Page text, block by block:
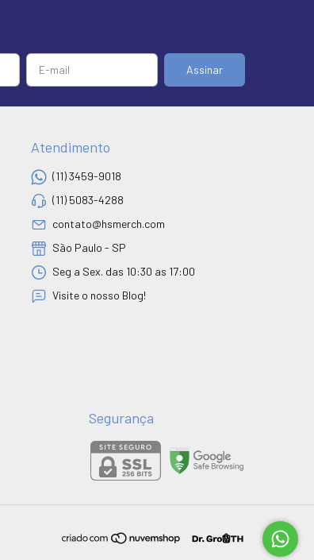
Atendimento
(11) 3459-9018
(11) 5083-4288
contato@hsmerch.com
São Paulo - SP
Seg a Sex. das 10:30 as 17:00
Visite o nosso Blog!
Segurança